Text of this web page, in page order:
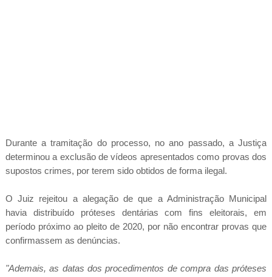
Durante a tramitação do processo, no ano passado, a Justiça
determinou a exclusão de vídeos apresentados como provas dos
supostos crimes, por terem sido obtidos de forma ilegal.
O Juiz rejeitou a alegação de que a Administração Municipal
havia distribuído próteses dentárias com fins eleitorais, em
período próximo ao pleito de 2020, por não encontrar provas que
confirmassem as denúncias.
"Ademais, as datas dos procedimentos de compra das próteses